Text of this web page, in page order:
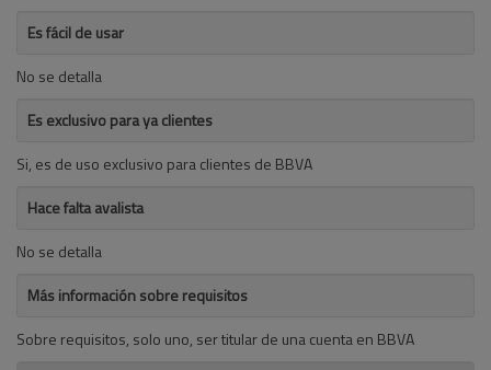
Es fácil de usar
No se detalla
Es exclusivo para ya clientes
Si, es de uso exclusivo para clientes de BBVA
Hace falta avalista
No se detalla
Más información sobre requisitos
Sobre requisitos, solo uno, ser titular de una cuenta en BBVA